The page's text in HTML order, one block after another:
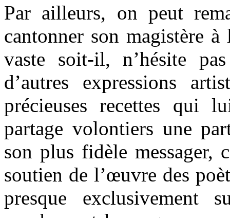
Par ailleurs, on peut
cantonner son magistère
vaste soit-il, n’hésite
d’autres expressions
précieuses recettes qui
partage volontiers une
son plus fidèle messager,
soutien de l’œuvre des
presque